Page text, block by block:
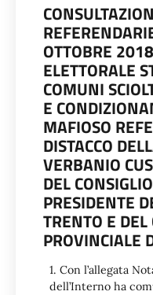
OTTOBRE
ELETTORALE
COMUNI
E
MAFIOSO
DISTACCO
VERBANIO
DEL
PRESIDENTE
TRENTO E DEL
PROVINCIALE
1. Con l’allegata
dell’Interno ha